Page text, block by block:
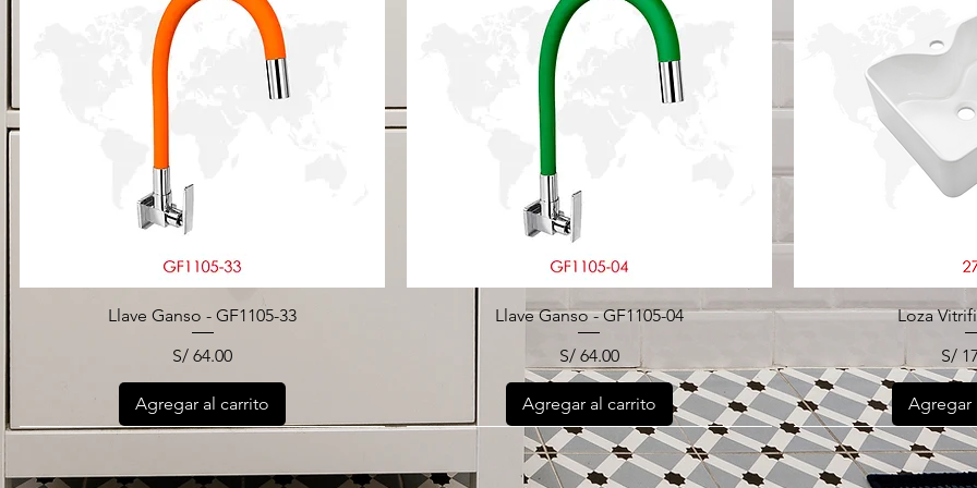
Llave Ganso - GF1105-33
Precio
S/ 64.00
Agregar al carrito
Llave Ganso - GF1105-04
Precio
S/ 64.00
Agregar al carrito
Loza
S/
Agregar